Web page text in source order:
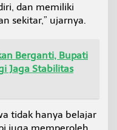
dan memiliki
sekitar,” ujarnya.
Berganti, Bupati
Jaga Stabilitas
tidak hanya belajar